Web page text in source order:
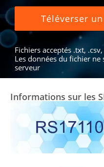
Téléverser
Fichiers acceptés .txt,
Les données du fichier ne
serveur
Informations sur les